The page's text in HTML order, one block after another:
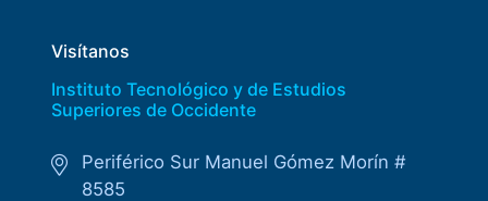
Visítanos
Instituto Tecnológico y de Estudios
Superiores de Occidente
Periférico Sur Manuel Gómez Morín #
8585